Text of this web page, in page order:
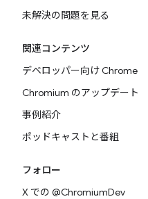
未解決の問題を見る
関連コンテンツ
デベロッパー向け Chrome
Chromium のアップデート
事例紹介
ポッドキャストと番組
フォロー
X での @ChromiumDev